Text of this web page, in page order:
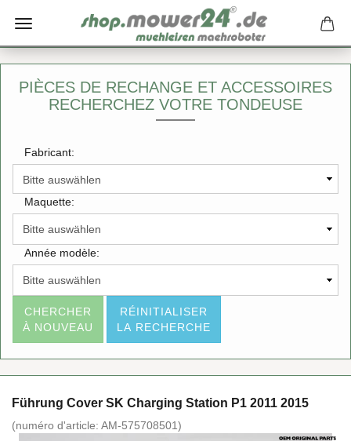
PIÈCES DE RECHANGE ET ACCESSOIRES
RECHERCHEZ VOTRE TONDEUSE
Fabricant:
Maquette:
Année modèle:
CHERCHER
À NOUVEAU
RÉINITIALISER
LA RECHERCHE
Führung Cover SK Char­ging Sta­tion P1 2011 2015
(nu­mé­ro d'ar­ticle: AM-​575708501)